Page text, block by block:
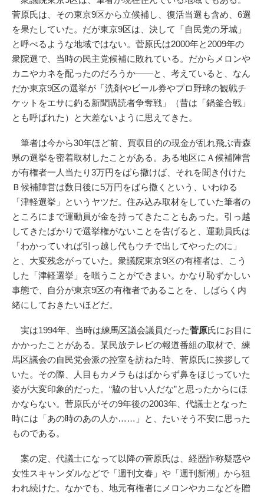
菅原氏は、その東京9区から立候補し、復活当選も含め、6選
を果たしていた。だが東京9区は、決して「自民党の牙城」
と呼べるような地域ではない。菅原氏は2000年と2009年の
衆院選で、当時の民主党候補に敗れている。だからメロンや
カニやカネを配ったのだろうか――と、考えていると、なん
だか東京9区の選挙が「洗剤やビール券やプロ野球の観戦チ
ケットをエサに釣る新聞購読者争奪戦」（昔は「鍋釜合戦」
とも呼ばれた）と大差ないように思えてきた。
筆者は今から30年ほど前、買収目的の現金が乱れ飛ぶ青森
県の選挙を密着取材したことがある。ある地区にＡ候補陣営
が有権者一人当たり3万円をばら撒けば、それを聞き付けた
Ｂ候補陣営は数日後に5万円をばら撒くという、いわゆる
「津軽選挙」というヤツだ。住み込み取材をしていた筆者の
ところにまで運動員が金を持ってきたこともあった。引っ越
してきたばかりで選挙権がないことを告げると、運動員氏は
「わかっていれば引っ越し代もウチで出してやったのに」
と、大変残念がっていた。衆議院東京9区の有権者は、こう
した「津軽選挙」を嗤うことができまい。かなり恥ずかしい
事態で、自分が東京9区の有権者であることを、しばらく内
緒にしておきたいほどだ。
実は1994年、当時は練馬区議会議員だった菅原氏にお目に
かかったことがある。某民放テレビの報道番組の取材で、練
馬区議会の自民党会派の控室を訪ねた時、菅原氏に挨拶して
いた。その際、人目もカメラもはばからず鼻をほじっていた
姿が大変印象的だった。“脇の甘い人だな”と思ったからにほ
かならない。菅原氏がその9年後の2003年、代議士となった
時には「あの時のあの人か……」と、たいそう不安に思った
ものである。
案の定、代議士になって以降の菅原氏は、経歴詐称疑惑や
女性スキャンダルなどで「週刊文春」や「週刊新潮」から狙
われ続けた。なかでも、地元有権者にメロンやカニなどを贈